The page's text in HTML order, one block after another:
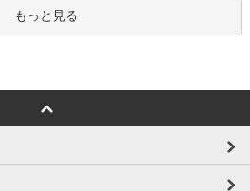
もっと見る